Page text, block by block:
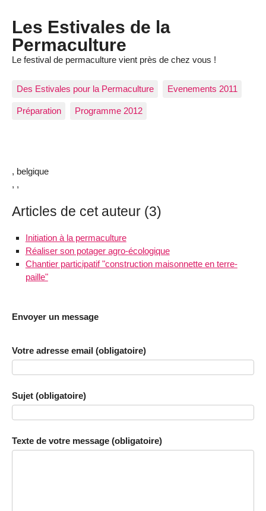
Les Estivales de la
Permaculture
Le festival de permaculture vient près de chez vous !
Des Estivales pour la Permaculture Evenements 2011
Préparation Programme 2012
, belgique
, ,
Articles de cet auteur (3)
Initiation à la permaculture
Réaliser son potager agro-écologique
Chantier participatif "construction maisonnette en terre-
paille"
Envoyer un message
Votre adresse email (obligatoire)
Sujet (obligatoire)
Texte de votre message (obligatoire)